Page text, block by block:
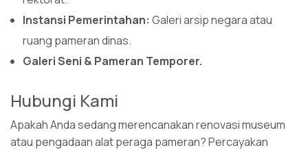
Instansi Pemerintahan: Galeri arsip negara atau
ruang pameran dinas.
Galeri Seni & Pameran Temporer.
Hubungi Kami
Apakah Anda sedang merencanakan renovasi museum
atau pengadaan alat peraga pameran? Percayakan